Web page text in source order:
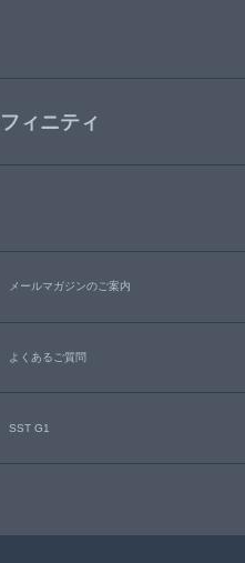
ィニティ
メールマガジンのご案内
よくあるご質問
SST G1